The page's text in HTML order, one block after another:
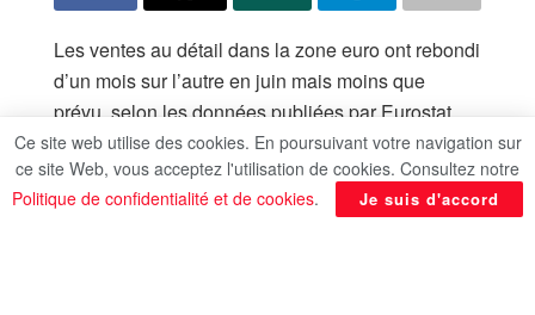
Les ventes au détail dans la zone euro ont rebondi
d’un mois sur l’autre en juin mais moins que
prévu, selon les données publiées par Eurostat,
l’office statistique de l’Union européenne, selon
Reuters.
Les ventes au détail dans les 20 pays partageant
Ce site web utilise des cookies. En poursuivant votre navigation sur
ce site Web, vous acceptez l'utilisation de cookies. Consultez notre
Politique de confidentialité et de cookies. Je suis d'accord